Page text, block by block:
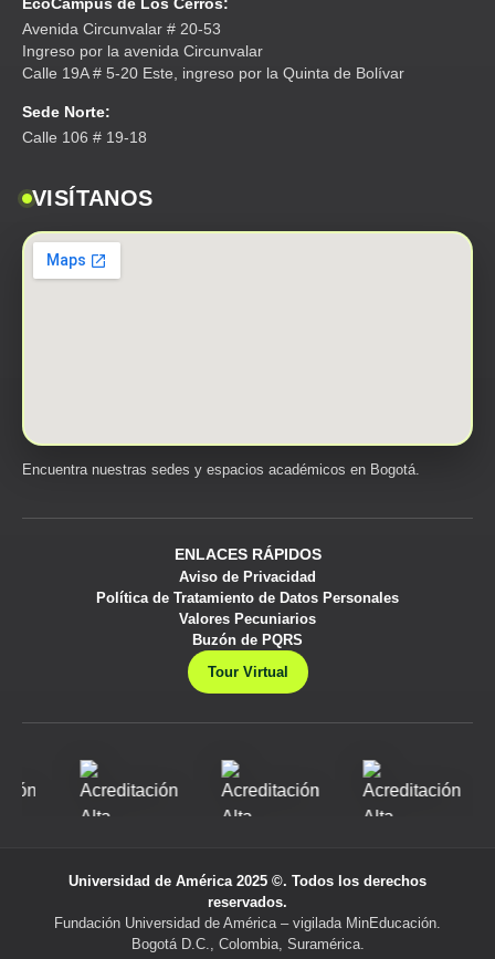
Avenida Circunvalar # 20-53
Ingreso por la avenida Circunvalar
Calle 19A # 5-20 Este, ingreso por la Quinta de Bolívar
Sede Norte:
Calle 106 # 19-18
VISÍTANOS
Encuentra nuestras sedes y espacios académicos en Bogotá.
ENLACES RÁPIDOS
Aviso de Privacidad
Política de Tratamiento de Datos Personales
Valores Pecuniarios
Buzón de PQRS
Tour Virtual
Universidad de América 2025 ©. Todos los derechos
reservados.
Fundación Universidad de América – vigilada MinEducación.
Bogotá D.C., Colombia, Suramérica.